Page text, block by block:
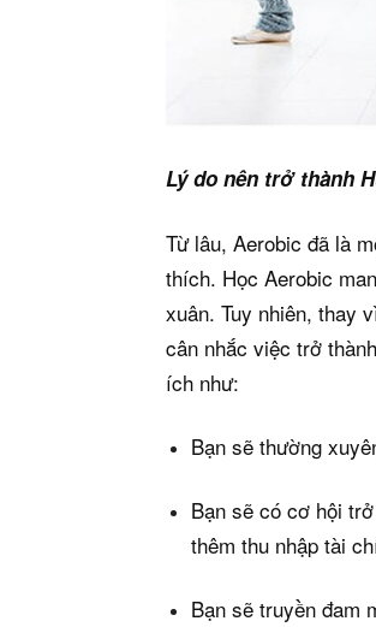
Lý do nên trở thành
Từ lâu, Aerobic đã là
thích. Học Aerobic
xuân. Tuy nhiên, thay
cân nhắc việc trở
ích như:
Bạn sẽ thường
Bạn sẽ có cơ hội
thêm thu nhập tài
Bạn sẽ truyền đam